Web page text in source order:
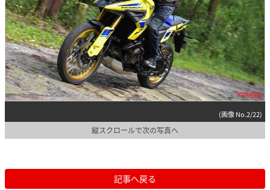
(画像 No.2/22)
縦スクロールで次の写真へ
記事へ戻る